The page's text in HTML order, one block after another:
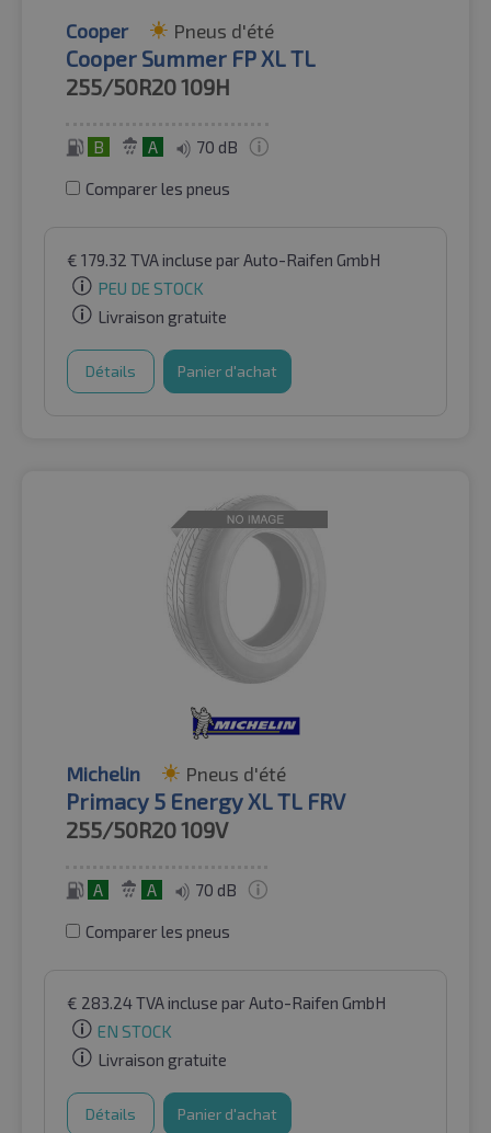
Cooper Pneus d'été
Cooper Summer FP XL TL
255/50R20109H
B A 70 dB
Comparer les pneus
€ 179.32 TVA incluse par Auto-Raifen GmbH
PEU DE STOCK
Livraison gratuite
Détails Panier d'achat
Michelin Pneus d'été
Primacy 5 Energy XL TL FRV
255/50R20109V
A A 70 dB
Comparer les pneus
€ 283.24TVA incluse par Auto-Raifen GmbH
EN STOCK
Livraison gratuite
Détails Panier d'achat